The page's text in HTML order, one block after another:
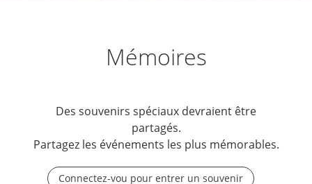
Mémoires
Des souvenirs spéciaux devraient être
partagés.
Partagez les événements les plus mémorables.
Connectez-vou pour entrer un souvenir